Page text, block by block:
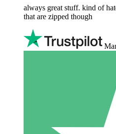
always great stuff. kind of
that are zipped though